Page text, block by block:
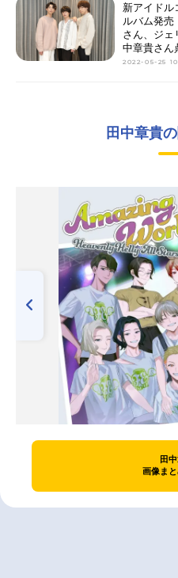
新アイドル
ルバム発売
さん、ジェ
中章貴さん
2022-05-25
田中章貴
田
画像ま